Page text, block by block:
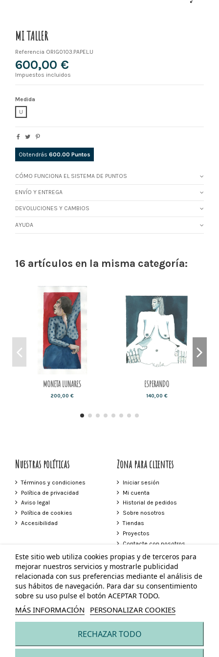
MI TALLER
Referencia ORIG0103.PAPEL.U
600,00 €
Impuestos incluidos
Medida
U
Obtendrás 600.00 Puntos
CÓMO FUNCIONA EL SISTEMA DE PUNTOS
ENVÍO Y ENTREGA
DEVOLUCIONES Y CAMBIOS
AYUDA
16 artículos en la misma categoría:
MONETA LUNARES
200,00 €
ESPERANDO
140,00 €
Nuestras políticas
Términos y condiciones
Política de privacidad
Aviso legal
Política de cookies
Accesibilidad
Zona para clientes
Iniciar sesión
Mi cuenta
Historial de pedidos
Sobre nosotros
Tiendas
Proyectos
Contacte con nosotros
Contacto
Tienda Vejer
Plaza de España 24 Vejer de la Frontera
856 272 639
603 604 247
tiendavejer@neilapascual.com
Este sitio web utiliza cookies propias y de terceros para
mejorar nuestros servicios y mostrarle publicidad
relacionada con sus preferencias mediante el análisis de
sus hábitos de navegación. Para dar su consentimiento
sobre su uso pulse el botón ACEPTAR TODO.
MÁS INFORMACIÓN PERSONALIZAR COOKIES
RECHAZAR TODO
© Todos los derechos reservados - Powered bybytefactory